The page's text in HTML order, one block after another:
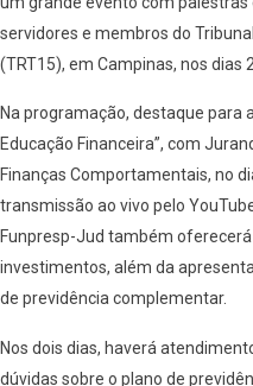
servidores e membros do
(TRT15), em Campinas, nos dias
Na programação, destaque para
Educação Financeira”, com
Finanças Comportamentais, no
transmissão ao vivo pelo
Funpresp-Jud também
investimentos, além da
de previdência complementar.
Nos dois dias, haverá
dúvidas sobre o plano de